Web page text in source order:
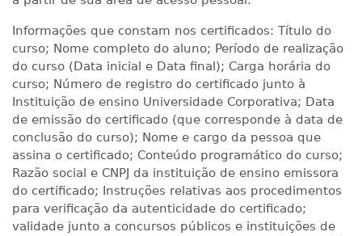
Informações que constam nos certificados: Título do
curso; Nome completo do aluno; Período de realização
do curso (Data inicial e Data final); Carga horária do
curso; Número de registro do certificado junto à
Instituição de ensino Universidade Corporativa; Data
de emissão do certificado (que corresponde à data de
conclusão do curso); Nome e cargo da pessoa que
assina o certificado; Conteúdo programático do curso;
Razão social e CNPJ da instituição de ensino emissora
do certificado; Instruções relativas aos procedimentos
para verificação da autenticidade do certificado;
validade junto a concursos públicos e instituições de